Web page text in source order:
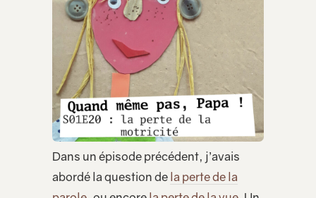
Dans un épisode précédent, j’avais
abordé la question de la perte de la